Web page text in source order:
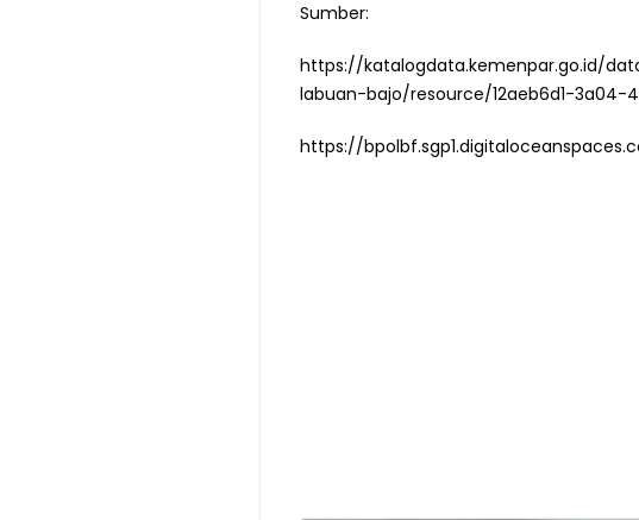
Sumber:
https://katalogdata.kemenpar.go.id/
labuan-bajo/resource/12aeb6d1-3a04-
https://